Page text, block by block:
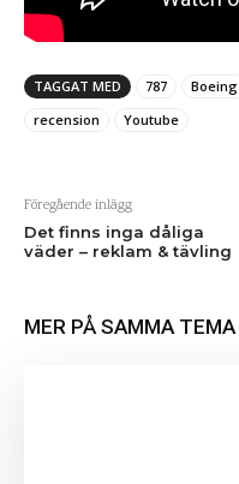
TAGGAT MED 787 Boeing
recension
Youtube
Föregående inlägg
Det finns inga dåliga
väder – reklam & tävling
MER PÅ SAMMA TEMA